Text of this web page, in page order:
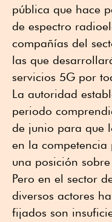
pública que hace
de espectro
compañías del
las que
servicios 5G por
La autoridad
periodo
de junio para que
en la competencia
una posición
Pero en el sector
diversos actores
fijados son